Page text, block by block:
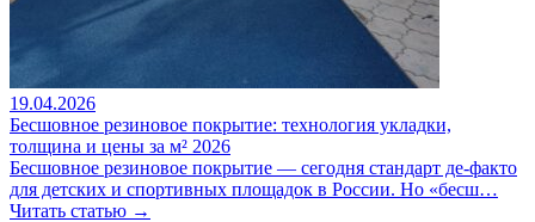
19.04.2026
Бесшовное резиновое покрытие: технология укладки,
толщина и цены за м² 2026
Бесшовное резиновое покрытие — сегодня стандарт де-факто
для детских и спортивных площадок в России. Но «бесш…
Читать статью →